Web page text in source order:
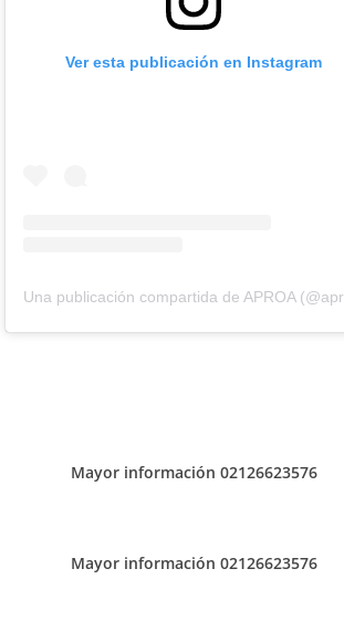
Ver esta publicación en Instagram
Una publicación compartida de APROA (@aproavzla)
Mayor información 02126623576
Mayor información 02126623576